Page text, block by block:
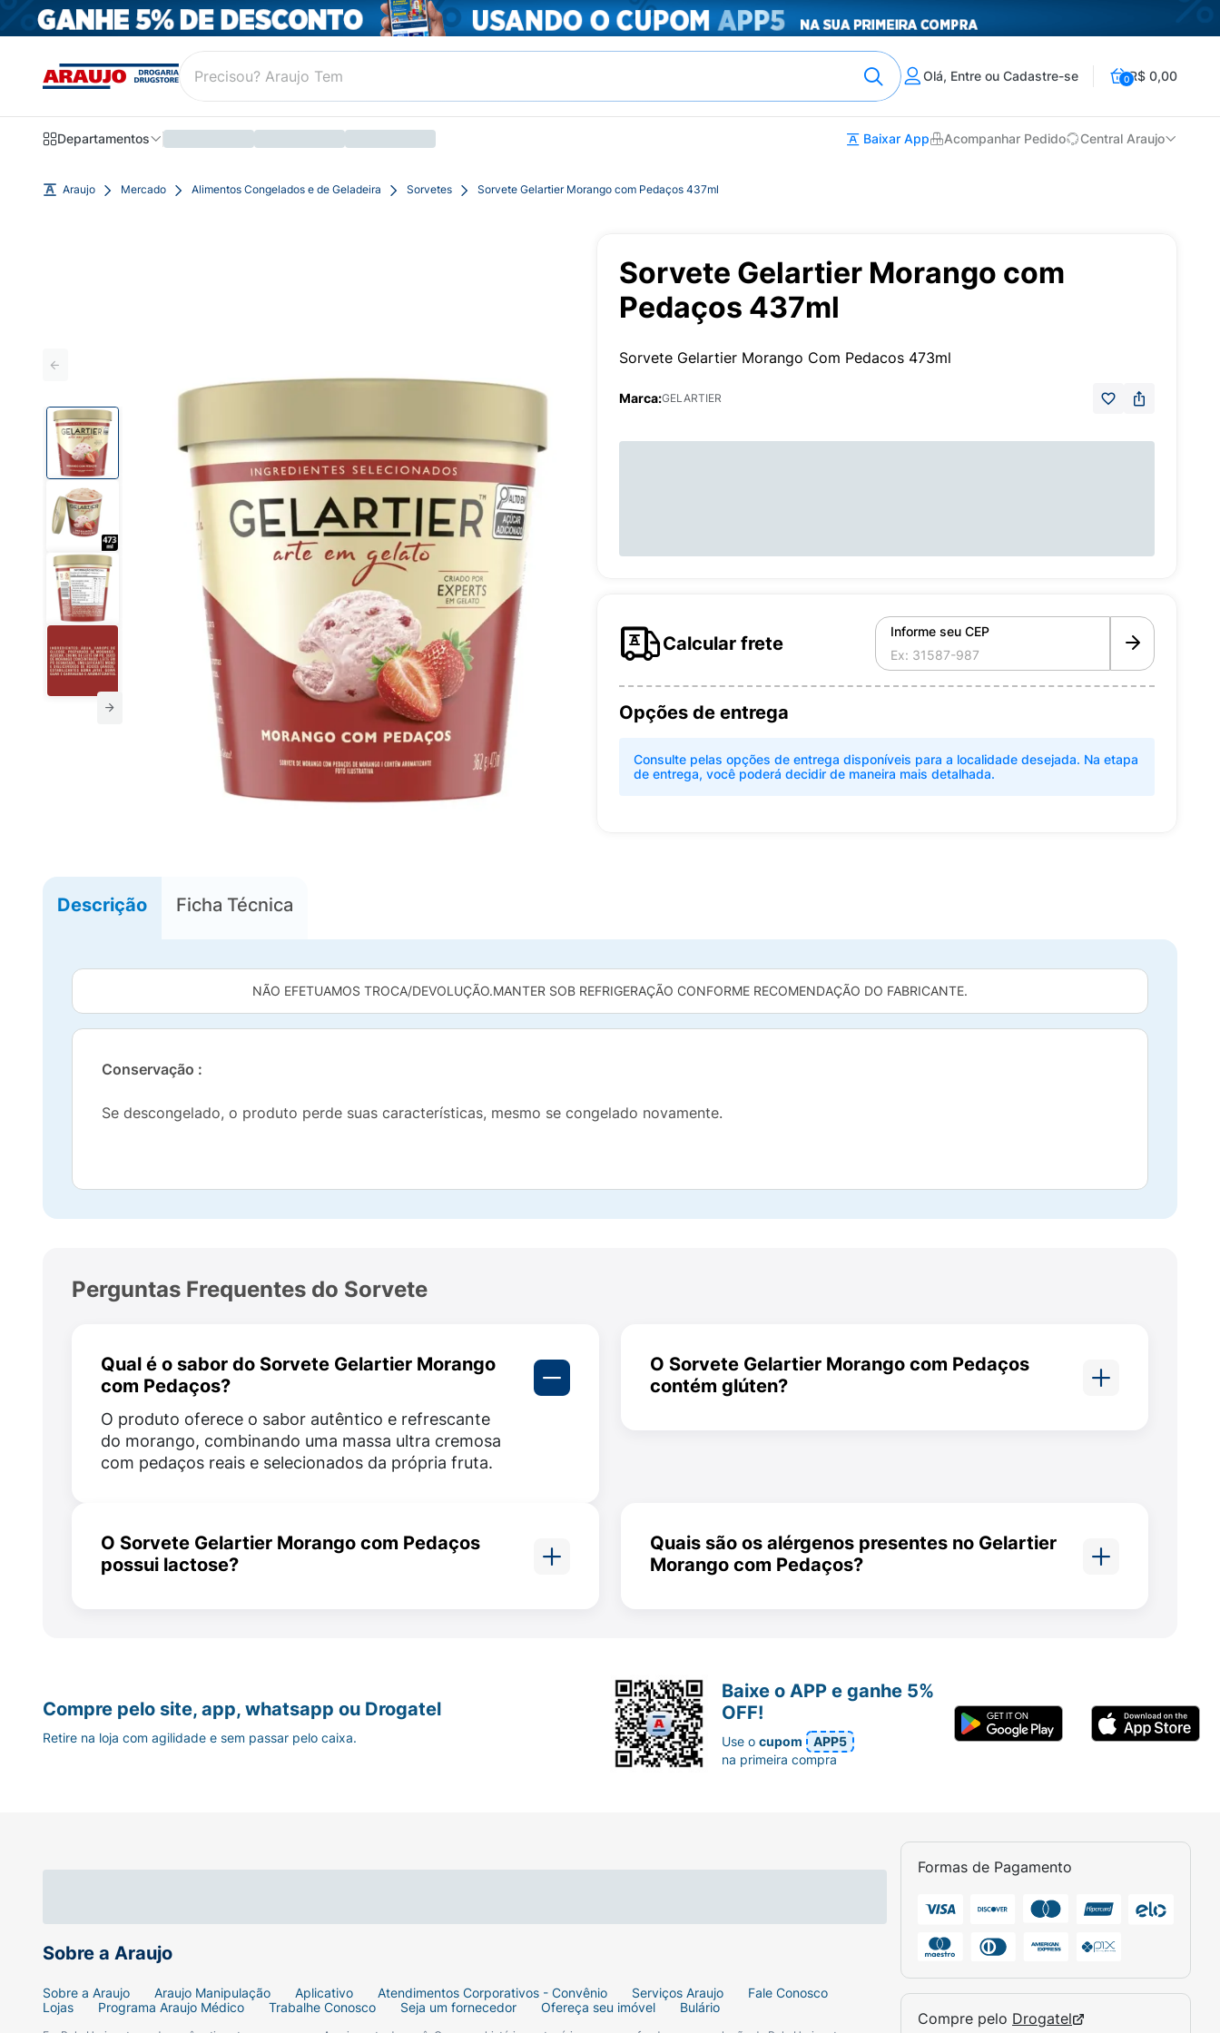
Olá, Entre ou Cadastre-se 0R$ 0,00
Departamentos Baixar App Acompanhar Pedido Central Araujo
Araujo Mercado Alimentos Congelados e de Geladeira Sorvetes Sorvete Gelartier Morango com Pedaços 437ml
Sorvete Gelartier Morango com
Pedaços 437ml
Sorvete Gelartier Morango Com Pedacos 473ml
Marca:GELARTIER
Calcular frete
Informe seu CEP
Opções de entrega
Consulte pelas opções de entrega disponíveis para a localidade desejada. Na etapa
de entrega, você poderá decidir de maneira mais detalhada.
Descrição Ficha Técnica
NÃO EFETUAMOS TROCA/DEVOLUÇÃO.MANTER SOB REFRIGERAÇÃO CONFORME RECOMENDAÇÃO DO FABRICANTE.
Conservação :
Se descongelado, o produto perde suas características, mesmo se congelado novamente.
Perguntas Frequentes do Sorvete
Qual é o sabor do Sorvete Gelartier Morango
com Pedaços?
O produto oferece o sabor autêntico e refrescante
do morango, combinando uma massa ultra cremosa
com pedaços reais e selecionados da própria fruta.
O Sorvete Gelartier Morango com Pedaços
contém glúten?
O Sorvete Gelartier Morango com Pedaços
possui lactose?
Quais são os alérgenos presentes no Gelartier
Morango com Pedaços?
Sobre a Araujo
Sobre a Araujo Araujo Manipulação Aplicativo Atendimentos Corporativos - Convênio Serviços Araujo
Fale Conosco
Lojas
Programa Araujo Médico Trabalhe Conosco Seja um fornecedor Ofereça seu imóvel Bulário
Formas de Pagamento
Compre pelo Drogatel
Compre pelo site, app, whatsapp ou Drogatel
Retire na loja com agilidade e sem passar pelo caixa.
Baixe o APP e ganhe 5%
OFF!
Use ocupom
APP5
na primeira compra